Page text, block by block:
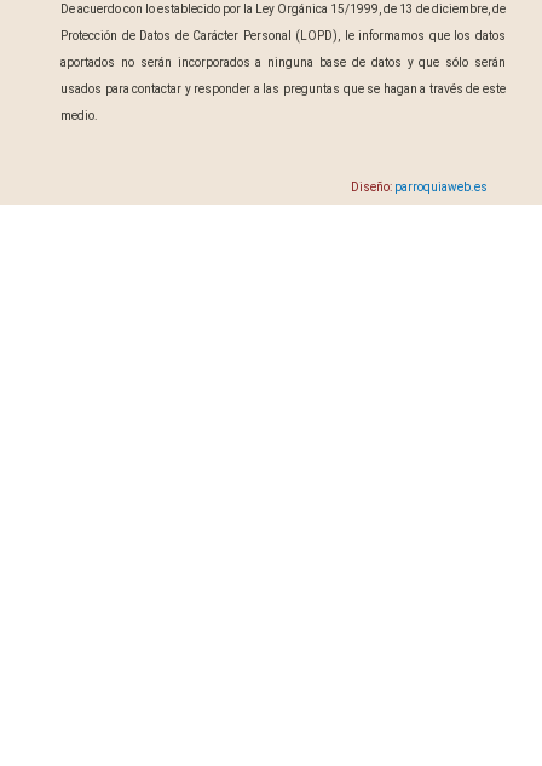
De acuerdo con lo establecido por la Ley Orgánica 15/1999, de 13 de diciembre, de
Protección de Datos de Carácter Personal (LOPD), le informamos que los datos
aportados no serán incorporados a ninguna base de datos y que sólo serán
usados para contactar y responder a las preguntas que se hagan a través de este
medio.
Diseño: parroquiaweb.es